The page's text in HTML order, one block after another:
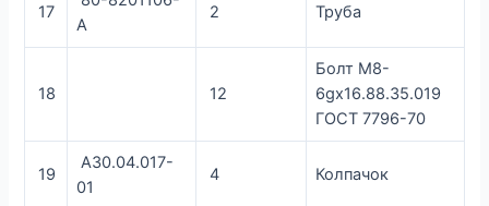
17
А
2 Труба
18 12
Болт М8-
6gx16.88.35.019
ГОСТ 7796-70
19
А30.04.017-
01
4 Колпачок